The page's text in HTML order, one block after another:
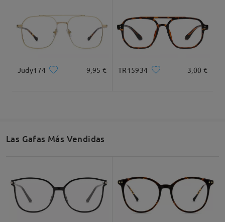
Judy174 9,95 € TR15934 3,00 €
Las Gafas Más Vendidas